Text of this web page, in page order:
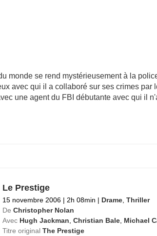
monde se rend mystérieusement à la
avec qui il a collaboré sur ses crimes par
une agent du FBI débutante avec qui il
Le Prestige
15 novembre 2006 | 2h 08min | Drame, Thriller
De Christopher Nolan
Avec Hugh Jackman, Christian Bale, Michael
Titre original The Prestige